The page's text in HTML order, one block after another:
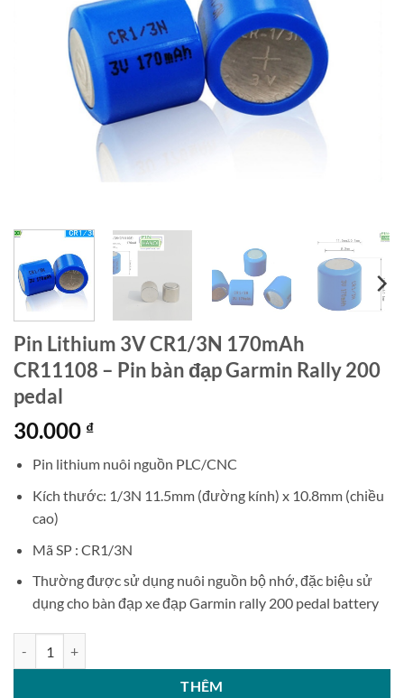
Pin Lithium 3V CR1/3N 170mAh
CR11108 – Pin bàn đạp Garmin Rally 200
pedal
30.000 ₫
Pin lithium nuôi nguồn PLC/CNC
Kích thước: 1/3N 11.5mm (đường kính) x 10.8mm (chiều
cao)
Mã SP : CR1/3N
Thường được sử dụng nuôi nguồn bộ nhớ, đặc biệu sử
dụng cho bàn đạp xe đạp Garmin rally 200 pedal battery
THÊM